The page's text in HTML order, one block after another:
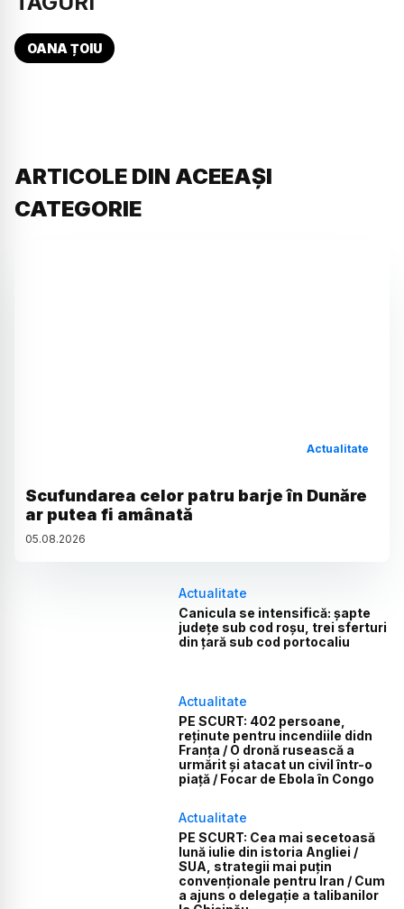
OANA ȚOIU
ARTICOLE DIN ACEEAȘI
CATEGORIE
Actualitate
Scufundarea celor patru barje în Dunăre
ar putea fi amânată
05.08.2026
Actualitate
Canicula se intensifică: șapte
județe sub cod roșu, trei sferturi
din țară sub cod portocaliu
Actualitate
PE SCURT: 402 persoane,
reținute pentru incendiile didn
Franța / O dronă rusească a
urmărit și atacat un civil într-o
piață / Focar de Ebola în Congo
Actualitate
PE SCURT: Cea mai secetoasă
lună iulie din istoria Angliei /
SUA, strategii mai puțin
convenționale pentru Iran / Cum
a ajuns o delegație a talibanilor